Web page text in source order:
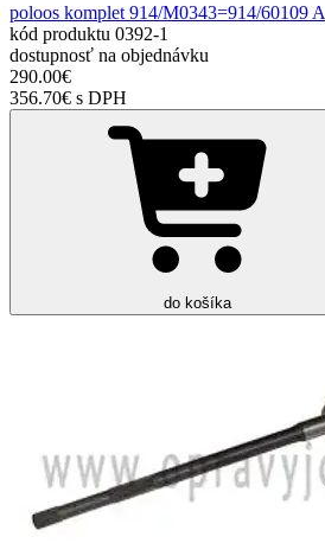
poloos komplet 914/M0343=914/60109 A
kód produktu 0392-1
dostupnosť na objednávku
290.00€
356.70€ s DPH
do košíka